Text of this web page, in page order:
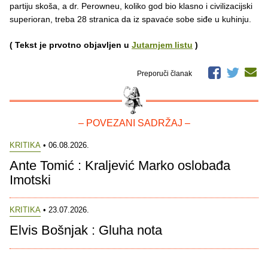
partiju skoša, a dr. Perowneu, koliko god bio klasno i civilizacijski
superioran, treba 28 stranica da iz spavaće sobe siđe u kuhinju.
( Tekst je prvotno objavljen u Jutarnjem listu )
Preporuči članak
– POVEZANI SADRŽAJ –
KRITIKA • 06.08.2026.
Ante Tomić : Kraljević Marko oslobađa
Imotski
KRITIKA • 23.07.2026.
Elvis Bošnjak : Gluha nota